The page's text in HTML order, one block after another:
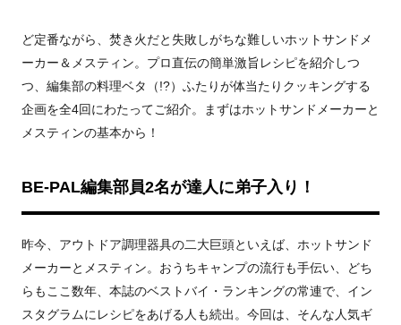
ど定番ながら、焚き火だと失敗しがちな難しいホットサンドメ
ーカー＆メスティン。プロ直伝の簡単激旨レシピを紹介しつ
つ、編集部の料理ベタ（!?）ふたりが体当たりクッキングする
企画を全4回にわたってご紹介。まずはホットサンドメーカーと
メスティンの基本から！
BE-PAL編集部員2名が達人に弟子入り！
昨今、アウトドア調理器具の二大巨頭といえば、ホットサンド
メーカーとメスティン。おうちキャンプの流行も手伝い、どち
らもここ数年、本誌のベストバイ・ランキングの常連で、イン
スタグラムにレシピをあげる人も続出。今回は、そんな人気ギ